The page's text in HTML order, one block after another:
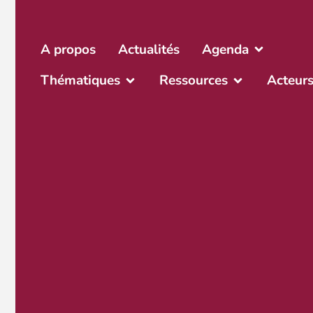
A propos Actualités
Agenda
Thématiques
Ressources Acteurs